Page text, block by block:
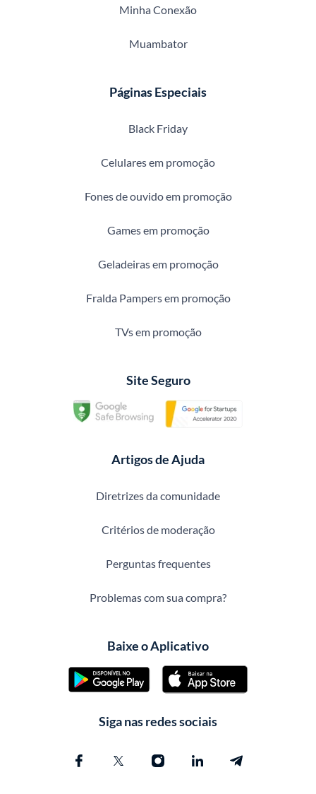
Minha Conexão
Muambator
Páginas Especiais
Black Friday
Celulares em promoção
Fones de ouvido em promoção
Games em promoção
Geladeiras em promoção
Fralda Pampers em promoção
TVs em promoção
Site Seguro
Artigos de Ajuda
Diretrizes da comunidade
Critérios de moderação
Perguntas frequentes
Problemas com sua compra?
Baixe o Aplicativo
Siga nas redes sociais